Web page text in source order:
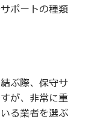
ポートの種類
ぶ際、保守サ
が、非常に重
る業者を選ぶ